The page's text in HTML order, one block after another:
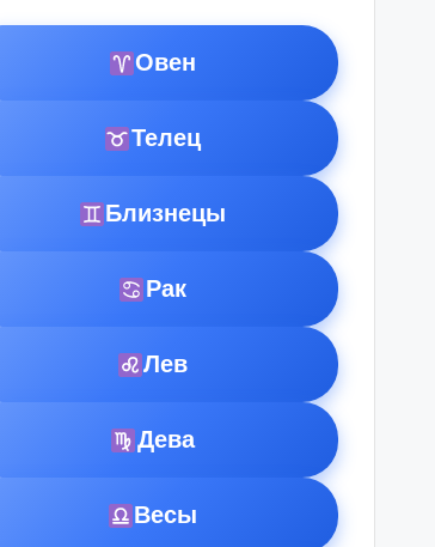
Овен
Телец
Близнецы
Рак
Лев
Дева
Весы